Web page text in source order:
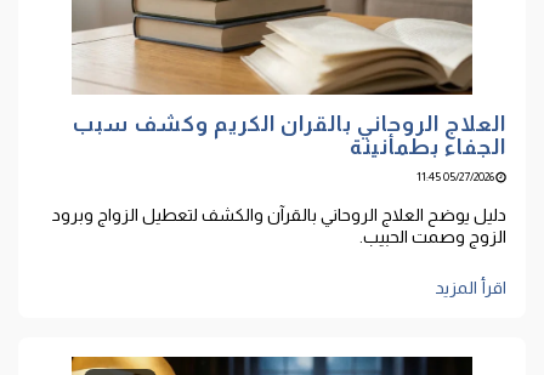
العلاج الروحاني بالقران الكريم وكشف سبب
الجفاء بطمأنينة
05/27/2026 11:45
دليل يوضح العلاج الروحاني بالقرآن والكشف لتعطيل الزواج وبرود
الزوج وصمت الحبيب.
اقرأ المزيد